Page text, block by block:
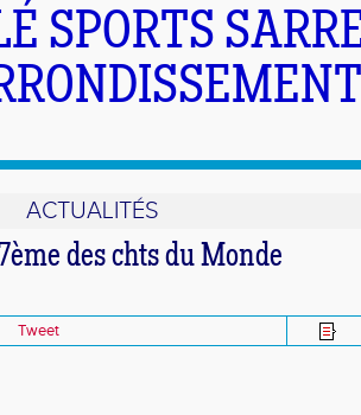
SPORTS
ACTUALITÉS
des chts du Monde
Tweet